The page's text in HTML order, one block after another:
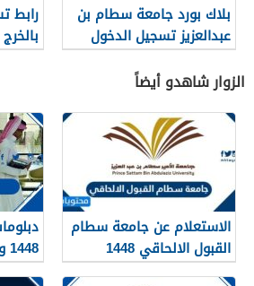
بلاك بورد جامعة سطام بن
عبدالعزيز تسجيل الدخول
blackboard psau
رابط
بالخرج
الزوار شاهدو أيضاً
الاستعلام عن جامعة سطام
القبول الالحاقي 1448